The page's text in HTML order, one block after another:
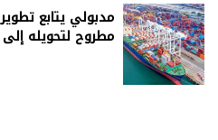
مدبولي يتابع
مطروح لتحويله